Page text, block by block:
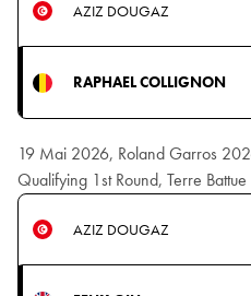
AZIZ DOUGAZ
RAPHAEL COLLIGNON
19 Mai 2026, Roland Garros
Qualifying 1st Round, Terre Battue
AZIZ DOUGAZ